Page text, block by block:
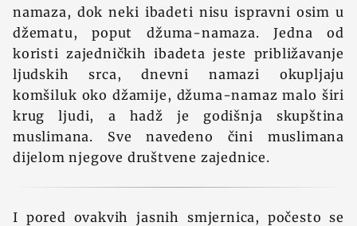
namaza, dok neki ibadeti nisu ispravni osim u
džematu, poput džuma-namaza. Jedna od
koristi zajedničkih ibadeta jeste približavanje
ljudskih srca, dnevni namazi okupljaju
komšiluk oko džamije, džuma-namaz malo širi
krug ljudi, a hadž je godišnja skupština
muslimana. Sve navedeno čini muslimana
dijelom njegove društvene zajednice.
I pored ovakvih jasnih smjernica, počesto se